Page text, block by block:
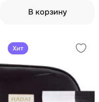
В корзину
Хит